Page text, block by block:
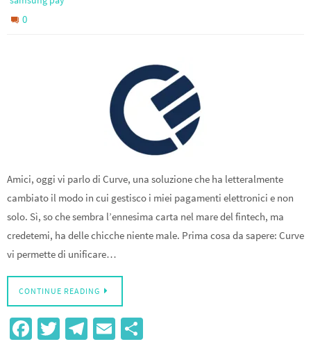
0
Amici, oggi vi parlo di Curve, una soluzione che ha letteralmente
cambiato il modo in cui gestisco i miei pagamenti elettronici e non
solo. Sì, so che sembra l’ennesima carta nel mare del fintech, ma
credetemi, ha delle chicche niente male. Prima cosa da sapere: Curve
vi permette di unificare…
CONTINUE READING
Fa T
Te E